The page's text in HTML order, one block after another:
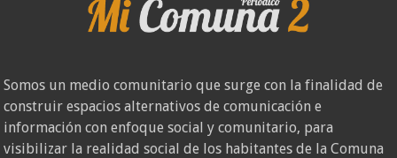
Somos un medio comunitario que surge con la finalidad de
construir espacios alternativos de comunicación e
información con enfoque social y comunitario, para
visibilizar la realidad social de los habitantes de la Comuna